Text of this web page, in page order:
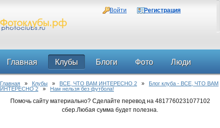
Войти Регистрация
Главная Клубы Блоги Фото Люди
Форум
Главная » Клубы » ВСЕ, ЧТО ВАМ ИНТЕРЕСНО 2 » Блог клуба - ВСЕ, ЧТО ВАМ
ИНТЕРЕСНО 2 » Нам нельзя без футбола!
Помочь сайту материально? Сделайте перевод на 4817760231077102
сбер.Любая сумма будет полезна.